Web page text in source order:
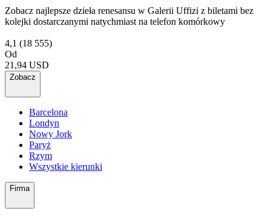
Zobacz najlepsze dzieła renesansu w Galerii Uffizi z biletami bez
kolejki dostarczanymi natychmiast na telefon komórkowy
4,1 (18 555)
Od
21,94 USD
Zobacz
Barcelona
Londyn
Nowy Jork
Paryż
Rzym
Wszystkie kierunki
Firma